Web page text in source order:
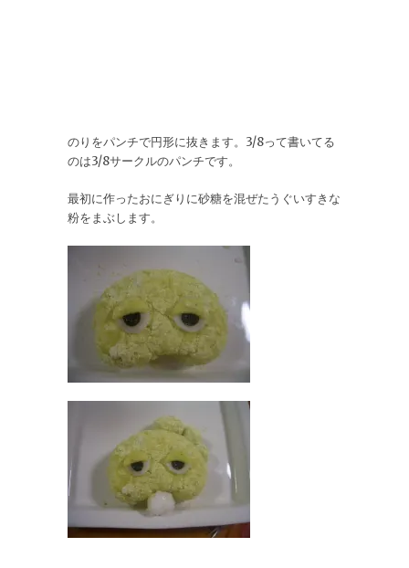
のりをパンチで円形に抜きます。3/8って書いてる
のは3/8サークルのパンチです。
最初に作ったおにぎりに砂糖を混ぜたうぐいすきな
粉をまぶします。